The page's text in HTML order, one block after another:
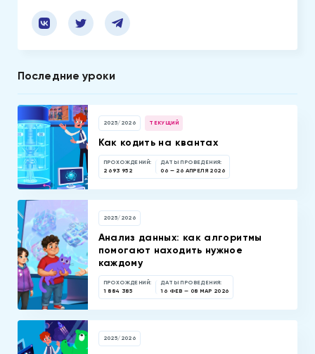
Последние уроки
2025/2026 ТЕКУЩИЙ
Как кодить на квантах
ПРОХОЖДЕНИЙ:
2 693 952
ДАТЫ ПРОВЕДЕНИЯ:
06 — 26 АПРЕЛЯ 2026
2025/2026
Анализ данных: как алгоритмы
помогают находить нужное
каждому
ПРОХОЖДЕНИЙ:
1 884 385
ДАТЫ ПРОВЕДЕНИЯ:
16 ФЕВ — 08 МАР 2026
2025/2026